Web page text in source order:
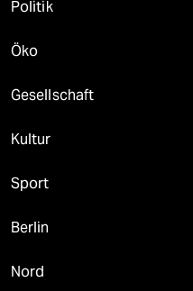
Politik
Öko
Gesellschaft
Kultur
Sport
Berlin
Nord